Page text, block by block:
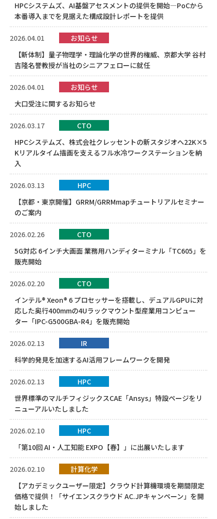
HPCシステムズ、AI基盤アセスメントの提供を開始―PoCから
本番導入までを見据えた構成設計レポートを提供
2026.04.01
お知らせ
【新体制】量子物理学・理論化学の世界的権威、京都大学 谷村
吉隆名誉教授が当社のシニアフェローに就任
2026.04.01
お知らせ
大口受注に関するお知らせ
2026.03.17
CTO
HPCシステムズ、株式会社クレッセントの新スタジオへ22K×5
Kリアルタイム描画を支えるフル水冷ワークステーションを納
入
2026.03.13
HPC
【京都・東京開催】GRRM/GRRMmapチュートリアルセミナー
のご案内
2026.02.26
CTO
5G対応 6インチ大画面 業務用ハンディターミナル「TC605」を
販売開始
2026.02.20
CTO
インテル® Xeon® 6 プロセッサーを搭載し、デュアルGPUに対
応した奥行400mmの4Uラックマウント型産業用コンピュー
ター「IPC-G500GBA-R4」を販売開始
2026.02.13
IR
科学的発見を加速するAI活用フレームワークを開発
2026.02.13
HPC
世界標準のマルチフィジックスCAE「Ansys」特設ページをリ
ニューアルいたしました
2026.02.10
HPC
「第10回 AI・人工知能 EXPO【春】」に出展いたします
2026.02.10
計算化学
【アカデミックユーザー限定】クラウド計算機環境を期間限定
価格で提供！「サイエンスクラウド AC.JPキャンペーン」を開
始しました